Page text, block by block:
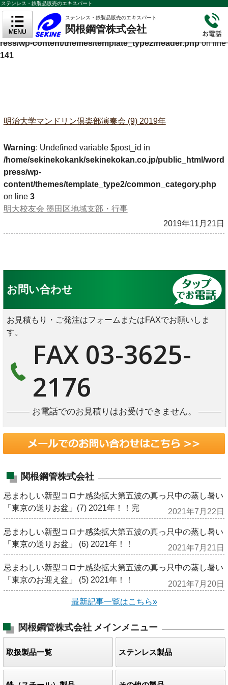
Warning
: Undefined variable $cf_description in
/home/sekinekokank/sekinekokan.co.jp/public_html/wordp
ress/wp-content/themes/template_type2/header.phpon line
141
ステンレス・鉄製品販売のエキスパート
ステンレス・鉄製品販売のエキスパート
関根鋼管株式会社
明治大学マンドリン倶楽部演奏会 (9) 2019年
Warning: Undefined variable $post_id in
/home/sekinekokank/sekinekokan.co.jp/public_html/word
press/wp-
content/themes/template_type2/common_category.php
on line 3
明大校友会 墨田区地域支部・行事
2019年11月21日
お問い合わせ
お見積もり・ご発注はフォームまたはFAXでお願いしま
す。
FAX 03-3625-
2176
お電話でのお見積りはお受けできません。
関根鋼管株式会社
忌まわしい新型コロナ感染拡大第五波の真っ只中の蒸し暑い
「東京の送りお盆」(7) 2021年！！完
2021年7月22日
忌まわしい新型コロナ感染拡大第五波の真っ只中の蒸し暑い
「東京の送りお盆」 (6) 2021年！！
2021年7月21日
忌まわしい新型コロナ感染拡大第五波の真っ只中の蒸し暑い
「東京のお迎え盆」 (5) 2021年！！
2021年7月20日
最新記事一覧はこちら»
関根鋼管株式会社 メインメニュー
取扱製品一覧 ステンレス製品